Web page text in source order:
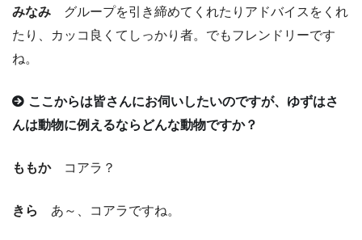
みなみ グループを引き締めてくれたりアドバイスをくれ
たり、カッコ良くてしっかり者。でもフレンドリーです
ね。
ここからは皆さんにお伺いしたいのですが、ゆずはさ
んは動物に例えるならどんな動物ですか？
ももかコアラ？
きら あ～、コアラですね。